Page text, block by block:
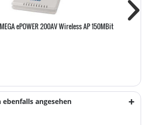
ePOWER 200AV Wireless AP 150MBit
angesehen